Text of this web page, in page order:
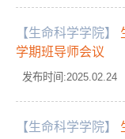
【生命科学学院】
学期班导师会议
发布时间
【生命科学学院】